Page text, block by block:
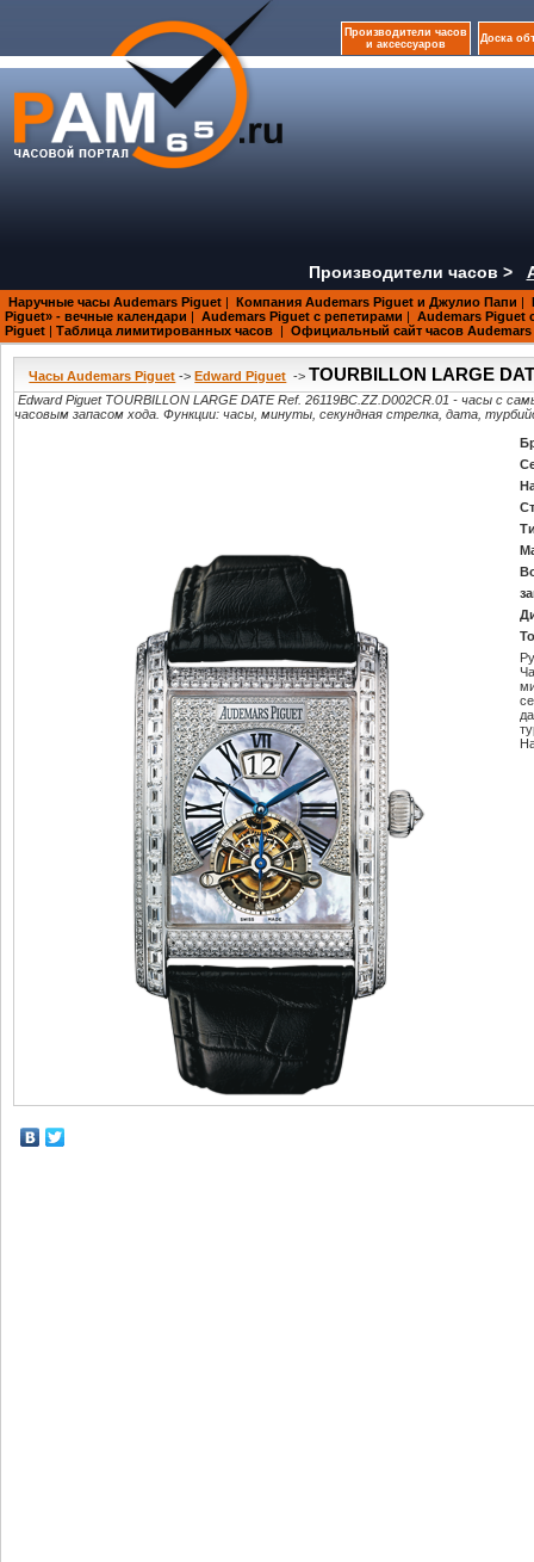
Производители часов
и аксессуаров
Доска
Производители часов >
Наручные часы Audemars Piguet | Компания Audemars Piguet и Джулио Папи |
Piguet» - вечные календари | Audemars Piguet с репетирами | Audemars Piguet
Piguet | Таблица лимитированных часов | Официальный сайт часов Audemars
Часы Audemars Piguet -> Edward Piguet -> TOURBILLON LARGE
Edward Piguet TOURBILLON LARGE DATE Ref. 26119BC.ZZ.D002CR.01 - часы с
часовым запасом хода. Функции: часы, минуты, секундная стрелка, дата,